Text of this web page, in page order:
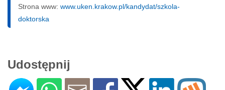
Strona www: www.uken.krakow.pl/kandydat/szkola-
doktorska
Udostępnij